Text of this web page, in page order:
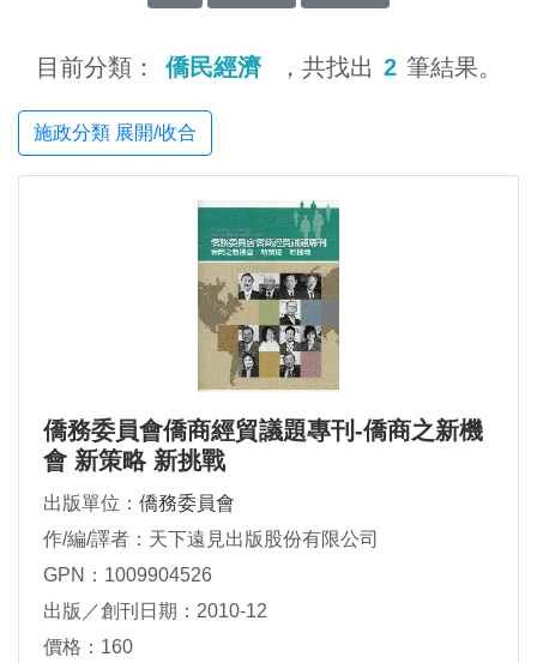
目前分類： 僑民經濟 ，共找出 2 筆結果。
施政分類 展開/收合
僑務委員會僑商經貿議題專刊-僑商之新機
會 新策略 新挑戰
出版單位： 僑務委員會
作/編/譯者：天下遠見出版股份有限公司
GPN：1009904526
出版／創刊日期：2010-12
價格：160